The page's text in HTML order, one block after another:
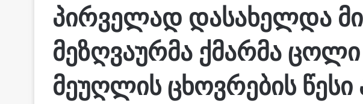
პირველად დასახელდა
მეზღვაურმა ქმარმა
მეუღლის ცხოვრების წესი